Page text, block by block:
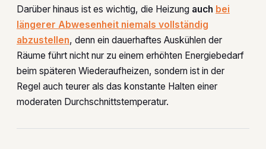
Darüber hinaus ist es wichtig, die Heizung auch bei
längerer Abwesenheit niemals vollständig
abzustellen, denn ein dauerhaftes Auskühlen der
Räume führt nicht nur zu einem erhöhten Energiebedarf
beim späteren Wiederaufheizen, sondern ist in der
Regel auch teurer als das konstante Halten einer
moderaten Durchschnittstemperatur.